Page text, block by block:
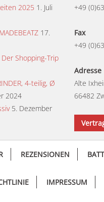
2025 1. Juli
17.
Shopping-Trip
4-teilig, Ø
2024
5. Dezember
+49
Fax
+49
Adresse
Alte
66482
REZENSIONEN
IMPRESSUM